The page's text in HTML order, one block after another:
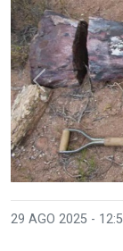
Anterior
29 AGO 2025 -